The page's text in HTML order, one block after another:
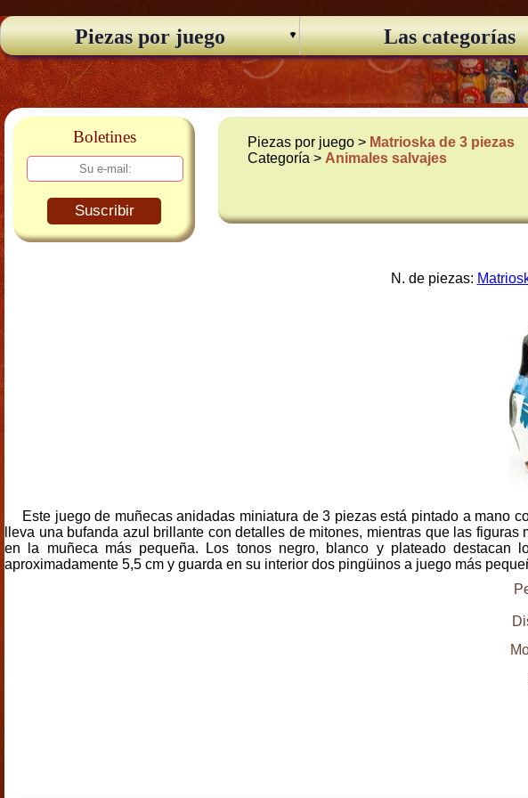
Piezas por juego Las categorías
Boletines
Suscribir
Piezas por juego > Matrioska de 3 piezas
Categoría > Animales salvajes
N. de piezas:
Este juego de muñecas anidadas miniatura de 3 piezas está pintado a mano
lleva una bufanda azul brillante con detalles de mitones, mientras que las
en la muñeca más pequeña. Los tonos negro, blanco y plateado
aproximadamente 5,5 cm y guarda en su interior dos pingüinos a juego más